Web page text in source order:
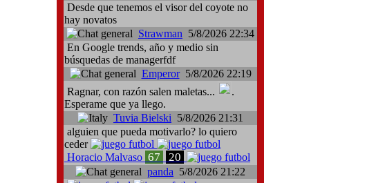
Desde que tenemos el visor del coyote no
hay novatos
Strawman 5/8/2026 22:34
En Google trends, año y medio sin
búsquedas de managerfdf
Emperor5/8/2026 22:19
Ragnar, con razón salen maletas...
.
Esperame que ya llego.
Tuvia Bielski 5/8/2026 21:31
alguien que pueda motivarlo? lo quiero
ceder
Horacio Malvaso 67 20
panda 5/8/2026 21:22